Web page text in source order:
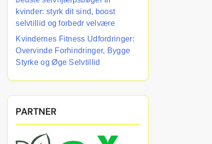
kvinder: styrk dit sind, boost
selvtillid og forbedr velvære
Kvindernes Fitness Udfordringer:
Overvinde Forhindringer, Bygge
Styrke og Øge Selvtillid
PARTNER